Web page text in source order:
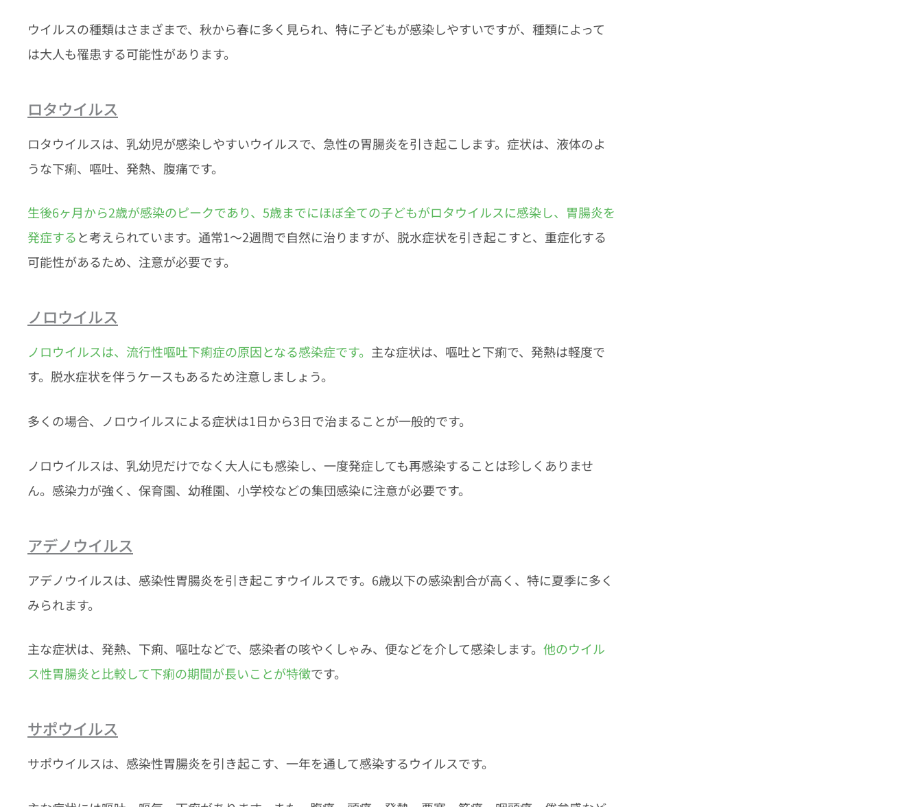
ウイルスの種類はさまざまで、秋から春に多く見られ、特に子どもが感染しやすいですが、種類によって
は大人も罹患する可能性があります。
ロタウイルス
ロタウイルスは、乳幼児が感染しやすいウイルスで、急性の胃腸炎を引き起こします。症状は、液体のよ
うな下痢、嘔吐、発熱、腹痛です。
生後6ヶ月から2歳が感染のピークであり、5歳までにほぼ全ての子どもがロタウイルスに感染し、胃腸炎を
発症すると考えられています。通常1〜2週間で自然に治りますが、脱水症状を引き起こすと、重症化する
可能性があるため、注意が必要です。
ノロウイルス
ノロウイルスは、流行性嘔吐下痢症の原因となる感染症です。 主な症状は、嘔吐と下痢で、発熱は軽度で
す。脱水症状を伴うケースもあるため注意しましょう。
多くの場合、ノロウイルスによる症状は1日から3日で治まることが一般的です。
ノロウイルスは、乳幼児だけでなく大人にも感染し、一度発症しても再感染することは珍しくありませ
ん。感染力が強く、保育園、幼稚園、小学校などの集団感染に注意が必要です。
アデノウイルス
アデノウイルスは、感染性胃腸炎を引き起こすウイルスです。6歳以下の感染割合が高く、特に夏季に多く
みられます。
主な症状は、発熱、下痢、嘔吐などで、感染者の咳やくしゃみ、便などを介して感染します。 他のウイル
ス性胃腸炎と比較して下痢の期間が長いことが特徴です。
サポウイルス
サポウイルスは、感染性胃腸炎を引き起こす、一年を通して感染するウイルスです。